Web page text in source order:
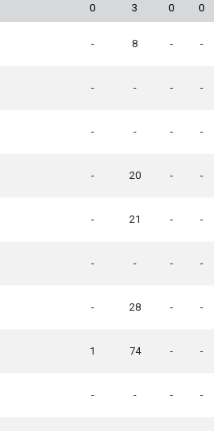
0 3 0 0
- 8 - -
- - - -
- - - -
- 20 - -
- 21 - -
- - - -
- 28 - -
1 74 - -
- - - -